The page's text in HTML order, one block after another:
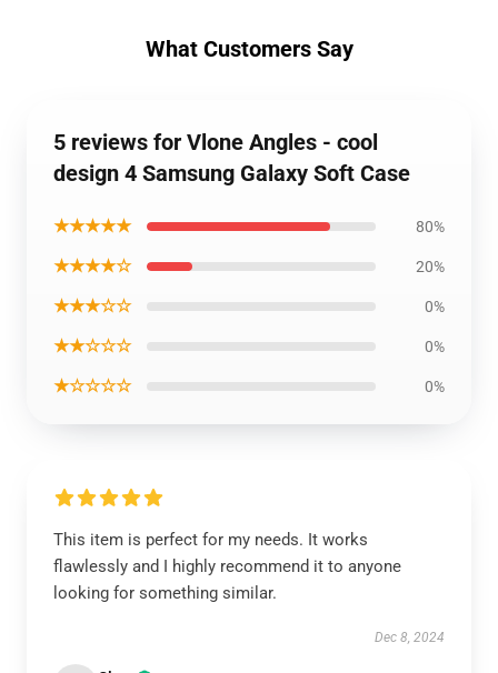
What Customers Say
5 reviews for Vlone Angles - cool
design 4 Samsung Galaxy Soft Case
★★★★★ 80%
★★★★☆ 20%
★★★☆☆ 0%
★★☆☆☆ 0%
★☆☆☆☆ 0%
This item is perfect for my needs. It works
flawlessly and I highly recommend it to anyone
looking for something similar.
Dec 8, 2024